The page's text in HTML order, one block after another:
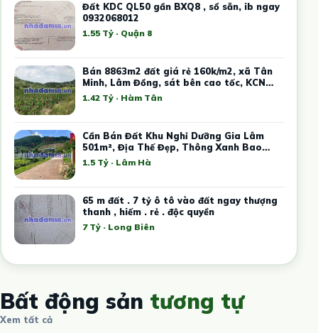
Đất KDC QL50 gần BXQ8 , sổ sẵn, ib ngay
0932068012
1.55 Tỷ · Quận 8
Bán 8863m2 đất giá rẻ 160k/m2, xã Tân
Minh, Lâm Đồng, sát bên cao tốc, KCN
Tân Đức Sonadezi
1.42 Tỷ · Hàm Tân
Cần Bán Đất Khu Nghỉ Dưỡng Gia Lâm
501m², Địa Thế Đẹp, Thông Xanh Bao
Quanh
1.5 Tỷ · Lâm Hà
65 m đất . 7 tỷ ô tô vào đất ngay thượng
thanh , hiếm . rẻ . độc quyền
7 Tỷ · Long Biên
Bất động sản tương tự
Xem tất cả